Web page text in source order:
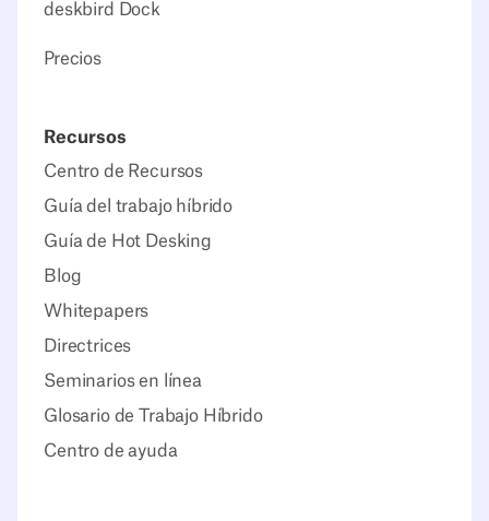
deskbird Dock
Precios
Recursos
Centro de Recursos
Guía del trabajo híbrido
Guía de Hot Desking
Blog
Whitepapers
Directrices
Seminarios en línea
Glosario de Trabajo Híbrido
Centro de ayuda